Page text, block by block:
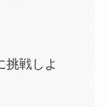
挑戦しよ